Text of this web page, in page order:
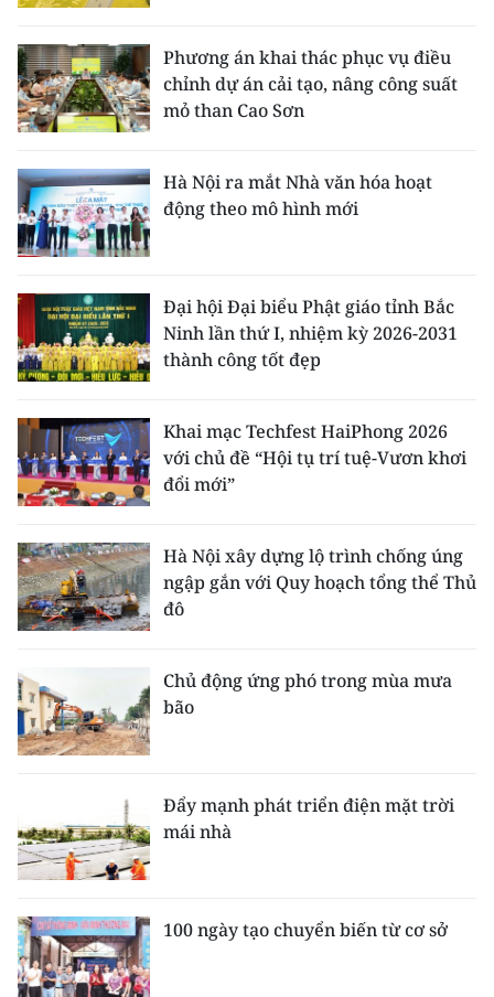
Phương án khai thác phục vụ điều
chỉnh dự án cải tạo, nâng công suất
mỏ than Cao Sơn
Hà Nội ra mắt Nhà văn hóa hoạt
động theo mô hình mới
Đại hội Đại biểu Phật giáo tỉnh Bắc
Ninh lần thứ I, nhiệm kỳ 2026-2031
thành công tốt đẹp
Khai mạc Techfest HaiPhong 2026
với chủ đề “Hội tụ trí tuệ-Vươn khơi
đổi mới”
Hà Nội xây dựng lộ trình chống úng
ngập gắn với Quy hoạch tổng thể Thủ
đô
Chủ động ứng phó trong mùa mưa
bão
Đẩy mạnh phát triển điện mặt trời
mái nhà
100 ngày tạo chuyển biến từ cơ sở